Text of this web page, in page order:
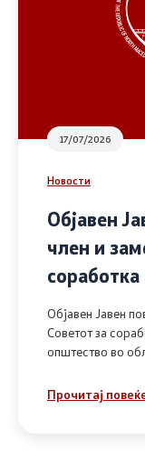
17/07/2026
Новости
Објавен
член и
Родова
Објавен Јавен
Советот за
општество во
Прочитај